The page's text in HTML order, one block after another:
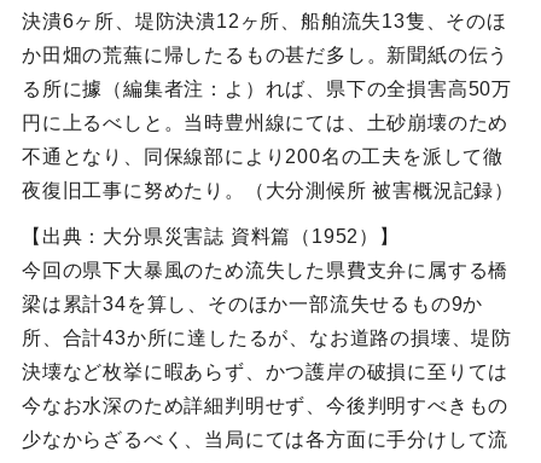
決潰6ヶ所、堤防決潰12ヶ所、船舶流失13隻、そのほ
か田畑の荒蕪に帰したるもの甚だ多し。新聞紙の伝う
る所に據（編集者注：よ）れば、県下の全損害高50万
円に上るべしと。当時豊州線にては、土砂崩壊のため
不通となり、同保線部により200名の工夫を派して徹
夜復旧工事に努めたり。（大分測候所 被害概況記録）
【出典：大分県災害誌 資料篇（1952）】
今回の県下大暴風のため流失した県費支弁に属する橋
梁は累計34を算し、そのほか一部流失せるもの9か
所、合計43か所に達したるが、なお道路の損壊、堤防
決壊など枚挙に暇あらず、かつ護岸の破損に至りては
今なお水深のため詳細判明せず、今後判明すべきもの
少なからざるべく、当局にては各方面に手分けして流